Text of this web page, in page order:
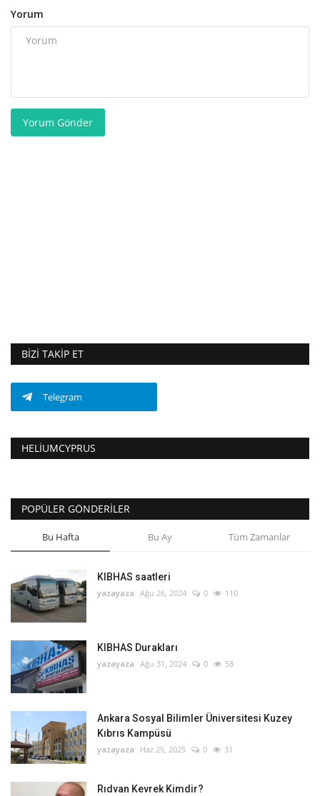
Yorum
Yorum Gönder
BIZI TAKIP ET
Telegram
HELIUMCYPRUS
POPÜLER GÖNDERILER
Bu Hafta Bu Ay Tüm Zamanlar
KIBHAS saatleri
yazayaza Ağu 26, 2024 0 110
KIBHAS Durakları
yazayaza Ağu 31, 2024 0 58
Ankara Sosyal Bilimler Üniversitesi Kuzey
Kıbrıs Kampüsü
yazayaza Haz 25, 2025 0 31
Rıdvan Kevrek Kimdir?